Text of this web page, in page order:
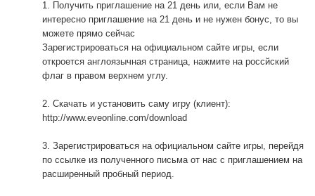
1. Получить приглашение на 21 день или, если Вам не
интересно приглашение на 21 день и не нужен бонус, то вы
можете прямо сейчас
Зарегистрироваться на официальном сайте игры, если
откроется англоязычная страница, нажмите на россйский
флаг в правом верхнем углу.
2. Скачать и установить саму игру (клиент):
http://www.eveonline.com/download
3. Зарегистрироваться на официальном сайте игры, перейдя
по ссылке из полученного письма от нас с приглашением на
расширенный пробный период.